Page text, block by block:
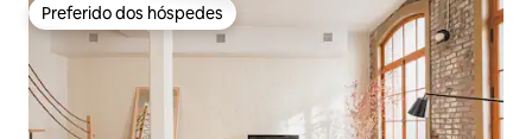
Preferido dos hóspedes
Preferido dos hóspedes